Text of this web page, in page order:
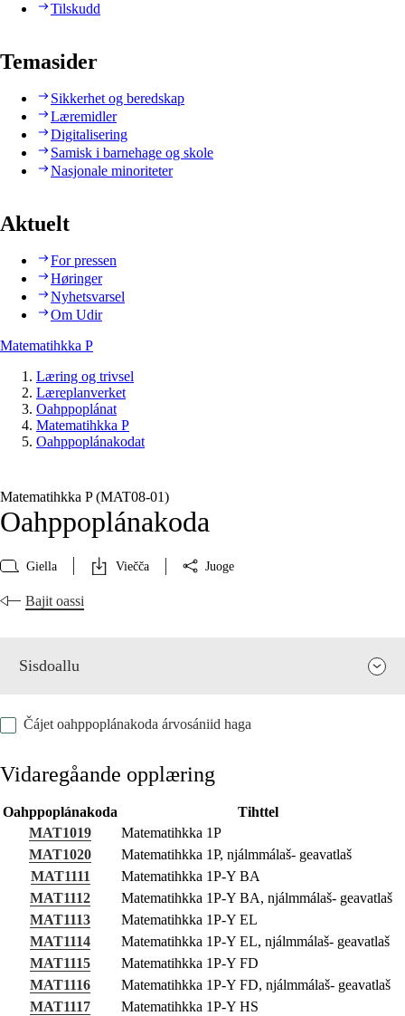
Tilskudd
Temasider
Sikkerhet og beredskap
Læremidler
Digitalisering
Samisk i barnehage og skole
Nasjonale minoriteter
Aktuelt
For pressen
Høringer
Nyhetsvarsel
Om Udir
Matematihkka P
Læring og trivsel
Læreplanverket
Oahppoplánat
Matematihkka P
Oahppoplánakodat
Matematihkka P (MAT08‑01)
Oahppoplánakoda
Giella Viečča Juoge
Bajit oassi
Sisdoallu
Fágaid relevánsa ja guovddáš árvvut
Guovddášelemeanttat
Fágaidrasttideaddji fáttát
Vuođđogálggat
Čájet oahppoplánakoda árvosániid haga
Vidaregåande opplæring
Oahppoplánakoda
Tihttel
MAT1019
Matematihkka 1P
MAT1020
Matematihkka 1P, njálmmálaš- geavatlaš
MAT1111
Matematihkka 1P-Y BA
MAT1112
Matematihkka 1P-Y BA, njálmmálaš- geavatlaš
MAT1113
Matematihkka 1P-Y EL
MAT1114
Matematihkka 1P-Y EL, njálmmálaš- geavatlaš
MAT1115
Matematihkka 1P-Y FD
MAT1116
Matematihkka 1P-Y FD, njálmmálaš- geavatlaš
MAT1117
Matematihkka 1P-Y HS